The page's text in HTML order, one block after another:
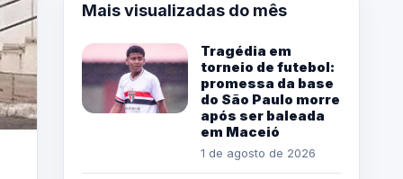
Mais visualizadas do mês
Tragédia em
torneio de futebol:
promessa da base
do São Paulo morre
após ser baleada
em Maceió
1 de agosto de 2026